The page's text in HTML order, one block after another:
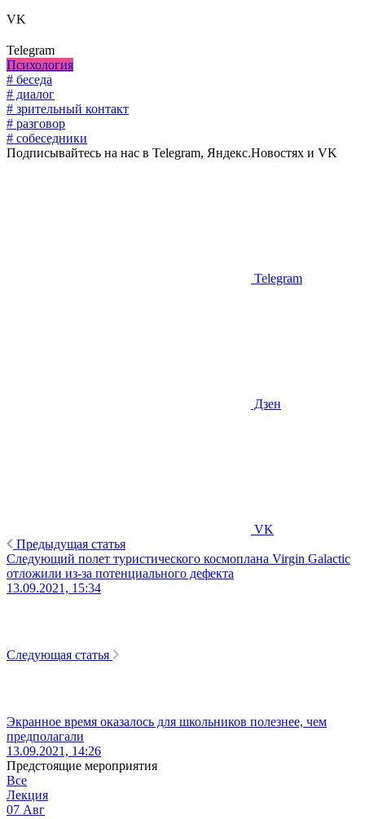
VK
Telegram
Психология
# беседа
# диалог
# зрительный контакт
# разговор
# собеседники
Подписывайтесь на нас в Telegram, Яндекс.Новостях и VK
Telegram
Дзен
VK
Предыдущая статья
Следующий полет туристического космоплана Virgin Galactic
отложили из-за потенциального дефекта
13.09.2021, 15:34
Следующая статья
Экранное время оказалось для школьников полезнее, чем
предполагали
13.09.2021, 14:26
Предстоящие мероприятия
Все
Лекция
07 Авг